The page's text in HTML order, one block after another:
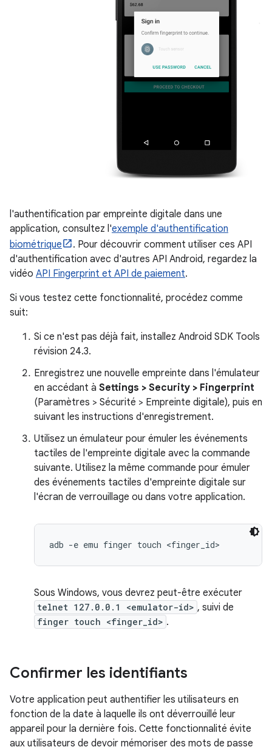
l'authentification par empreinte digitale dans une
application, consultez l'exemple d'authentification
biométrique
. Pour découvrir comment utiliser ces API
d'authentification avec d'autres API Android, regardez la
vidéo API Fingerprint et API de paiement.
Si vous testez cette fonctionnalité, procédez comme
suit:
Si ce n'est pas déjà fait, installez Android SDK Tools
révision 24.3.
Enregistrez une nouvelle empreinte dans l'émulateur
en accédant à Settings > Security > Fingerprint
(Paramètres > Sécurité > Empreinte digitale), puis en
suivant les instructions d'enregistrement.
Utilisez un émulateur pour émuler les événements
tactiles de l'empreinte digitale avec la commande
suivante. Utilisez la même commande pour émuler
des événements tactiles d'empreinte digitale sur
l'écran de verrouillage ou dans votre application.
Sous Windows, vous devrez peut-être exécuter
telnet 127.0.0.1 <emulator-id> , suivi de
finger touch <finger_id> .
Confirmer les identifiants
Votre application peut authentifier les utilisateurs en
fonction de la date à laquelle ils ont déverrouillé leur
appareil pour la dernière fois. Cette fonctionnalité évite
aux utilisateurs de devoir mémoriser des mots de passe